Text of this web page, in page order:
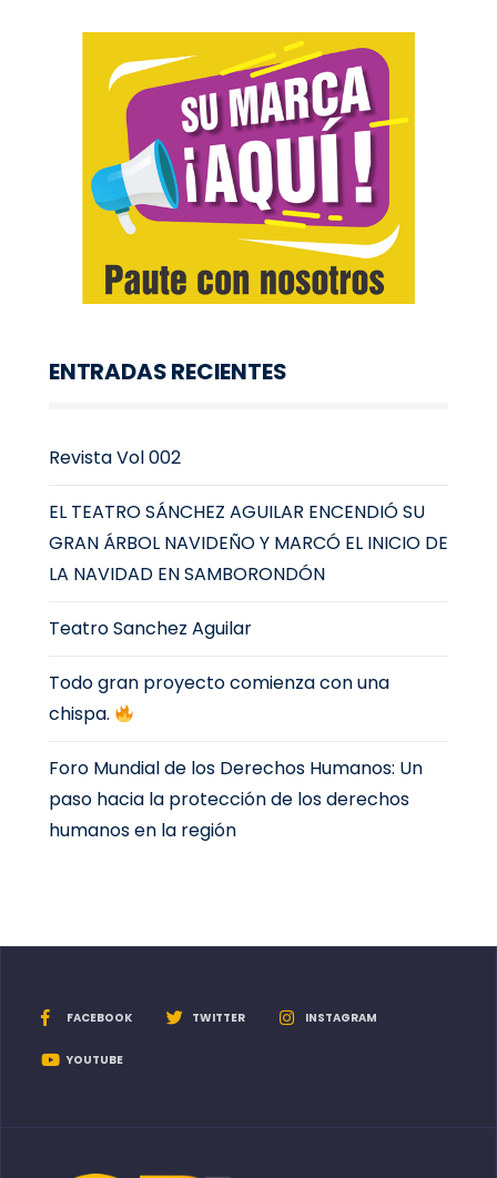
ENTRADAS RECIENTES
Revista Vol 002
EL TEATRO SÁNCHEZ AGUILAR ENCENDIÓ SU
GRAN ÁRBOL NAVIDEÑO Y MARCÓ EL INICIO DE
LA NAVIDAD EN SAMBORONDÓN
Teatro Sanchez Aguilar
Todo gran proyecto comienza con una
chispa.
Foro Mundial de los Derechos Humanos: Un
paso hacia la protección de los derechos
humanos en la región
FACEBOOK TWITTER INSTAGRAM
YOUTUBE